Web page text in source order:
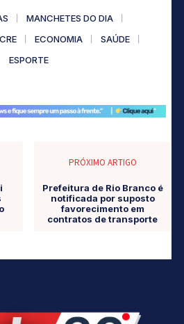
MANCHETES DO DIA
ECONOMIA
SAÚDE
ESPORTE
PRÓXIMO ARTIGO
Prefeitura de Rio Branco é
notificada por suposto
favorecimento em
contratos de transporte